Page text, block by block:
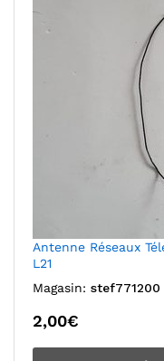
Antenne Réseaux
L21
Magasin: stef771200
2,00€